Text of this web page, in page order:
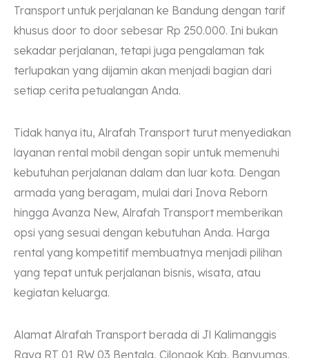
Transport untuk perjalanan ke Bandung dengan tarif
khusus door to door sebesar Rp 250.000. Ini bukan
sekadar perjalanan, tetapi juga pengalaman tak
terlupakan yang dijamin akan menjadi bagian dari
setiap cerita petualangan Anda.
Tidak hanya itu, Alrafah Transport turut menyediakan
layanan rental mobil dengan sopir untuk memenuhi
kebutuhan perjalanan dalam dan luar kota. Dengan
armada yang beragam, mulai dari Inova Reborn
hingga Avanza New, Alrafah Transport memberikan
opsi yang sesuai dengan kebutuhan Anda. Harga
rental yang kompetitif membuatnya menjadi pilihan
yang tepat untuk perjalanan bisnis, wisata, atau
kegiatan keluarga.
Alamat Alrafah Transport berada di Jl Kalimanggis
Raya RT 01 RW 03 Bentala, Cilongok Kab. Banyumas.